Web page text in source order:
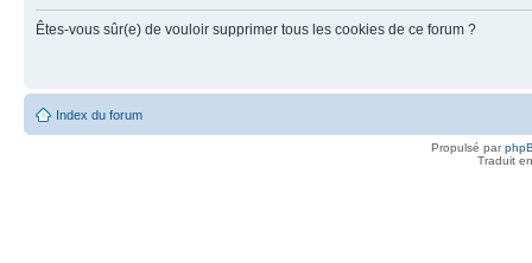
Êtes-vous sûr(e) de vouloir supprimer tous les cookies de ce forum ?
Index du forum
Propulsé par
Traduit